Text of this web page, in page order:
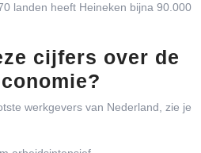
landen heeft Heineken bijna 90.000
cijfers over de
werkgevers van Nederland, zie je